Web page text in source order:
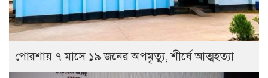
পোরশায় ৭ মাসে ১৯ জনের অপমৃত্যু, শীর্ষে আত্মহত্যা